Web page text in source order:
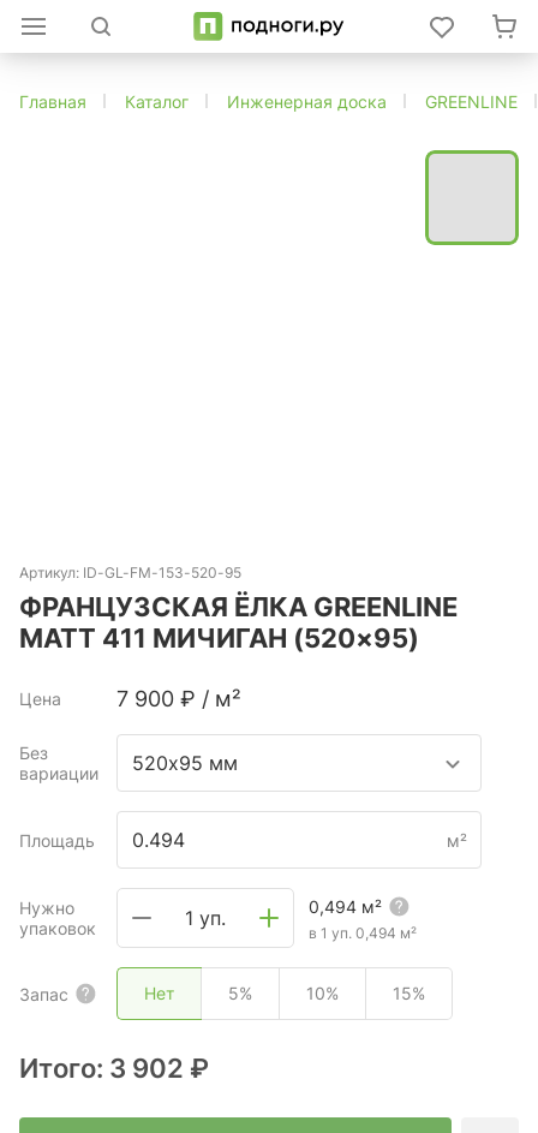
Главная Каталог Инженерная доска GREENLINE
Артикул: ID-GL-FM-153-520-95
ФРАНЦУЗСКАЯ ЁЛКА GREENLINE
MATT 411 МИЧИГАН (520×95)
Цена 7 900 ₽ / м²
Без
вариации
520х95 мм
Площадь м²
Нужно
упаковок
1 уп. 0,494 м²
в 1 уп. 0,494 м²
Запас Нет 5% 10% 15%
Итого: 3 902 ₽